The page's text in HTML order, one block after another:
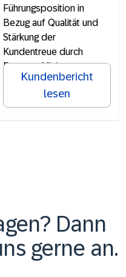
Führungsposition in
Bezug auf Qualität und
Stärkung der
Kundentreue durch
Process Mining
Kundenbericht
lesen
Dann
gerne an.